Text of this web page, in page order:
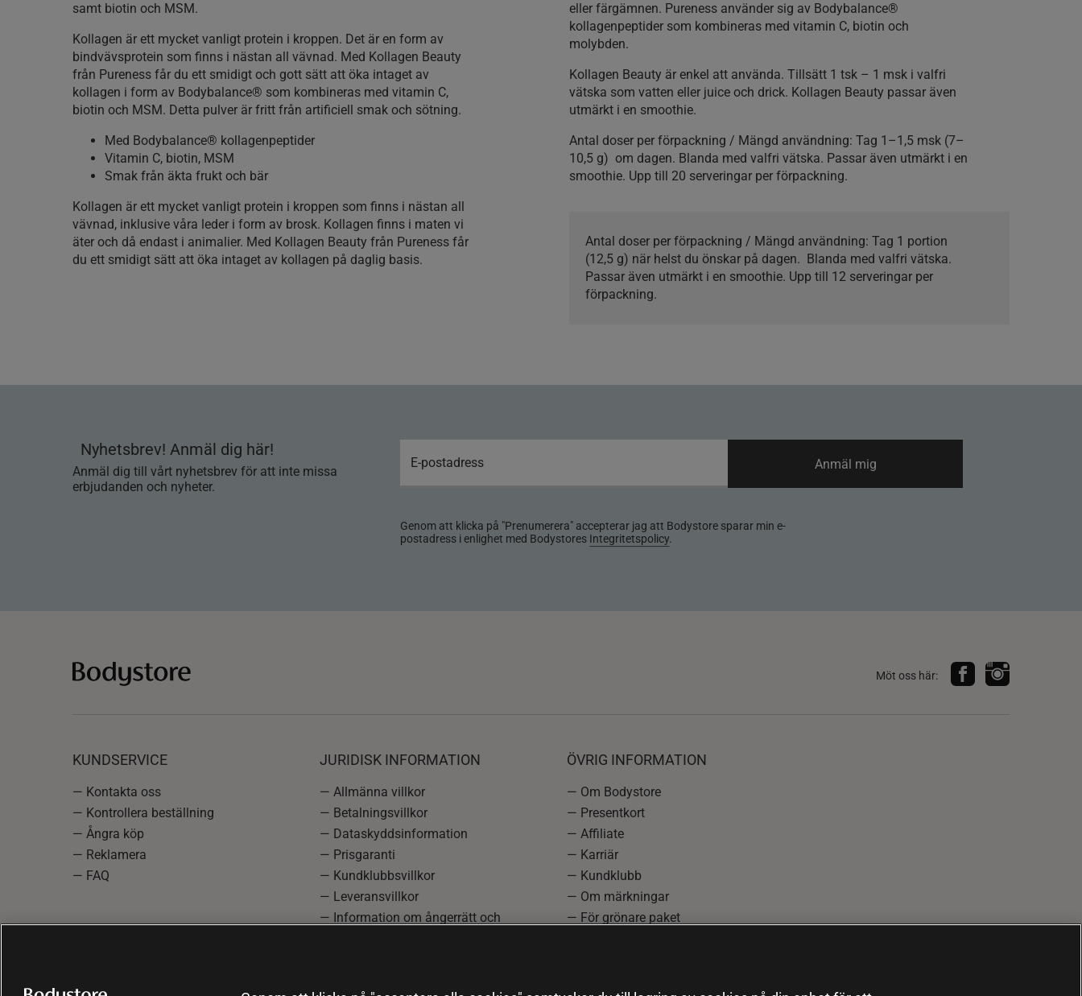
samt biotin och MSM.
Kollagen är ett mycket vanligt protein i kroppen. Det är en form av
bindvävsprotein som finns i nästan all vävnad. Med Kollagen Beauty
från Pureness får du ett smidigt och gott sätt att öka intaget av
kollagen i form av Bodybalance® som kombineras med vitamin C,
biotin och MSM. Detta pulver är fritt från artificiell smak och sötning.
Med Bodybalance® kollagenpeptider
Vitamin C, biotin, MSM
Smak från äkta frukt och bär
Kollagen är ett mycket vanligt protein i kroppen som finns i nästan all
vävnad, inklusive våra leder i form av brosk. Kollagen finns i maten vi
äter och då endast i animalier. Med Kollagen Beauty från Pureness får
du ett smidigt sätt att öka intaget av kollagen på daglig basis.
eller färgämnen. Pureness använder sig av Bodybalance®
kollagenpeptider som kombineras med vitamin C, biotin och
molybden.
Kollagen Beauty är enkel att använda. Tillsätt 1 tsk – 1 msk i valfri
vätska som vatten eller juice och drick. Kollagen Beauty passar även
utmärkt i en smoothie.
Antal doser per förpackning / Mängd användning: Tag 1–1,5 msk (7–
10,5 g) om dagen. Blanda med valfri vätska. Passar även utmärkt i en
smoothie. Upp till 20 serveringar per förpackning.
Antal doser per förpackning / Mängd användning: Tag 1 portion
(12,5 g) när helst du önskar på dagen. Blanda med valfri vätska.
Passar även utmärkt i en smoothie. Upp till 12 serveringar per
förpackning.
Nyhetsbrev! Anmäl dig här!
Anmäl dig till vårt nyhetsbrev för att inte missa
erbjudanden och nyheter.
Genom att klicka på "Prenumerera" accepterar jag att Bodystore sparar min e-
postadress i enlighet med Bodystores Integritetspolicy.
Anmäl mig
Möt oss här:
KUNDSERVICE
— Kontakta oss
— Kontrollera beställning
— Ångra köp
— Reklamera
— FAQ
JURIDISK INFORMATION
— Allmänna villkor
— Betalningsvillkor
— Dataskyddsinformation
— Prisgaranti
— Kundklubbsvillkor
— Leveransvillkor
— Information om ångerrätt och
ÖVRIG INFORMATION
— Om Bodystore
— Presentkort
— Affiliate
— Karriär
— Kundklubb
— Om märkningar
— För grönare paket